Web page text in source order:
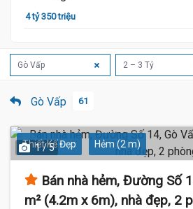
4 tỷ 350 triệu
Gò Vấp 2 – 3 Tỷ
Gò Vấp 61
Thiết Kế Đẹp Hẻm (2 m)
1 / 5
Bán nhà hẻm, Đường Số
m² (4.2m x 6m), nhà đẹp, 2